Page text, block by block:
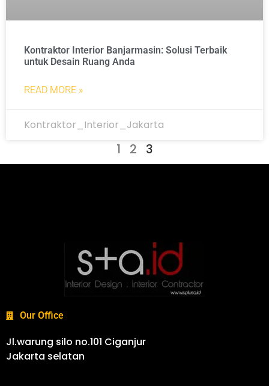
Kontraktor Interior Banjarmasin: Solusi Terbaik
untuk Desain Ruang Anda
READ MORE »
Kontraktor_Interior_Jakarta
1 2 3
Our Office
Jl.warung silo no.101 Ciganjur
Jakarta selatan